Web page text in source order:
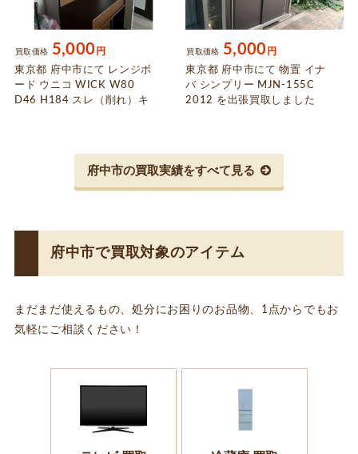
東京都 府中市にて レンジボ
ード ウニコ WICK W80
D46 H184 スレ（削れ）キ
買取価格 5,000 円
東京都 府中市にて 物置 イナ
バ シンプリー MJN-155C
2012 を出張買取しました
買取価格 5,000 円
府中市の買取実績をすべて見る
府中市で買取対象のアイテム
まだまだ使えるもの、処分にお困りのお品物、1点からでもお
気軽にご相談ください！